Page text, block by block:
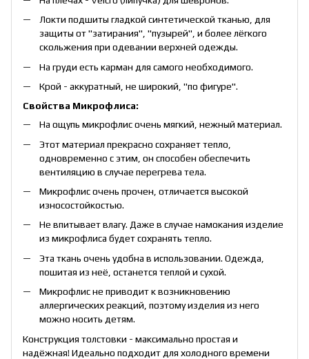
Локти подшиты гладкой синтетической тканью, для
защиты от "затирания", "пузырей", и более лёгкого
скольжения при одевании верхней одежды.
На груди есть карман для самого необходимого.
Крой - аккуратный, не широкий, "по фигуре".
Свойства Микрофлиса:
На ощупь микрофлис очень мягкий, нежный материал.
Этот материал прекрасно сохраняет тепло,
одновременно с этим, он способен обеспечить
вентиляцию в случае перегрева тела.
Микрофлис очень прочен, отличается высокой
износостойкостью.
Не впитывает влагу. Даже в случае намокания изделие
из микрофлиса будет сохранять тепло.
Эта ткань очень удобна в использовании. Одежда,
пошитая из неё, останется теплой и сухой.
Микрофлис не приводит к возникновению
аллергических реакций, поэтому изделия из него
можно носить детям.
Конструкция толстовки - максимально простая и
надёжная! Идеально подходит для холодного времени